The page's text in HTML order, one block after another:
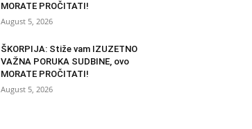
MORATE PROČITATI!
August 5, 2026
ŠKORPIJA: Stiže vam IZUZETNO
VAŽNA PORUKA SUDBINE, ovo
MORATE PROČITATI!
August 5, 2026